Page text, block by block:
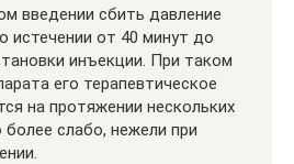
введении сбить давление
истечении от 40 минут до
инъекции. При таком
его терапевтическое
на протяжении нескольких
слабо, нежели при